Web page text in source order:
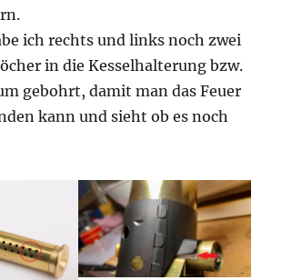
ich rechts und links noch zwei
in die Kesselhalterung bzw.
gebohrt, damit man das Feuer
kann und sieht ob es noch